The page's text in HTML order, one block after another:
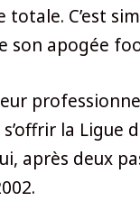
totale. C’est
son apogée
la
après deux